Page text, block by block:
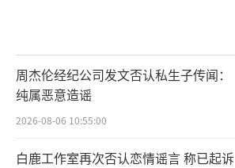
周杰伦经纪公司发文否认私生子传闻：
纯属恶意造谣
2026-08-06 10:55:00
白鹿工作室再次否认恋情谣言 称已起诉